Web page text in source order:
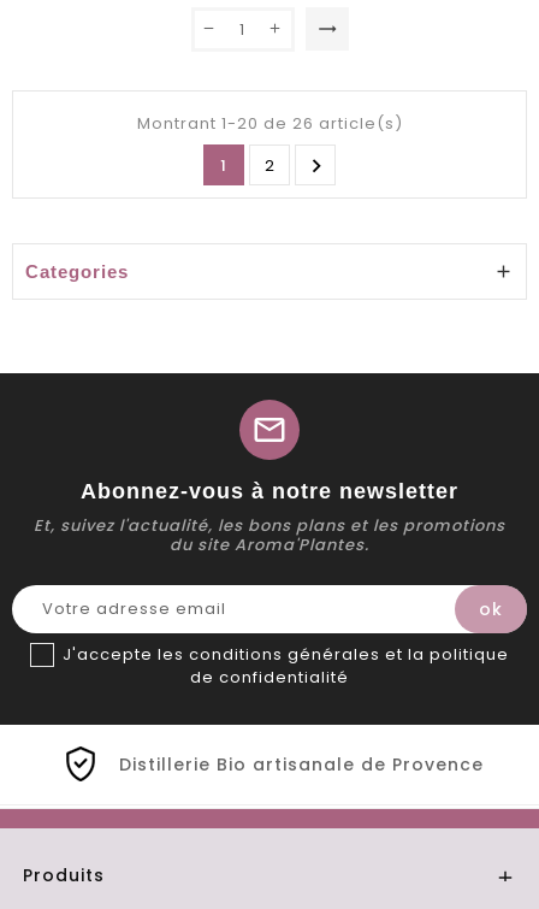
trending_flat
Montrant 1-20 de 26 article(s)
1
2 
Categories 
mail
Abonnez-vous à notre newsletter
Et, suivez l'actualité, les bons plans et les promotions
du site Aroma'Plantes.
J'accepte les conditions générales et la politique
de confidentialité
Distillerie Bio artisanale de Provence
Produits 